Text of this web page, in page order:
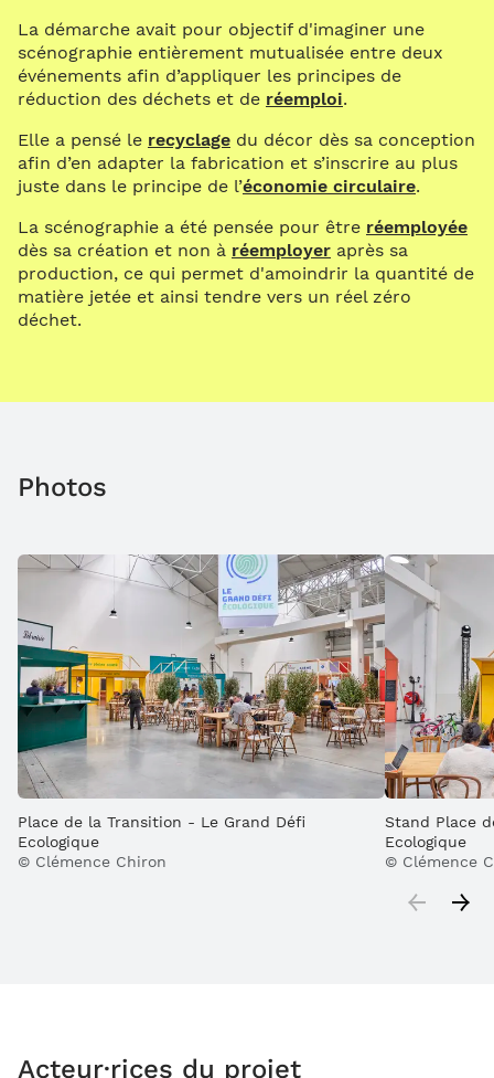
La démarche avait pour objectif d'imaginer une
scénographie entièrement mutualisée entre deux
événements afin d’appliquer les principes de
réduction des déchets et de réemploi.
Elle a pensé le recyclage du décor dès sa conception
afin d’en adapter la fabrication et s’inscrire au plus
juste dans le principe de l’économie circulaire.
La scénographie a été pensée pour être réemployée
dès sa création et non à réemployer après sa
production, ce qui permet d'amoindrir la quantité de
matière jetée et ainsi tendre vers un réel zéro
déchet.
Photos
Place de la Transition - Le Grand Défi
Ecologique
© Clémence Chiron
Stand Place
Ecologique
© Clémence
Acteur·rices du projet